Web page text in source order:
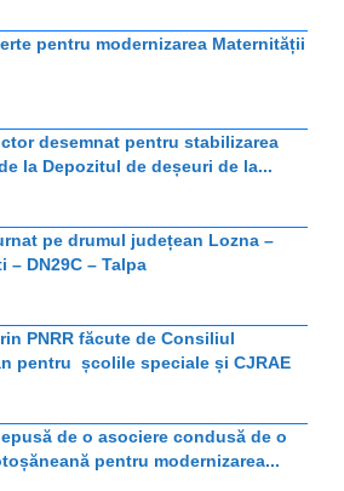
pentru modernizarea Maternității
desemnat pentru stabilizarea
la Depozitul de deșeuri de la...
pe drumul județean Lozna –
– DN29C – Talpa
PNRR făcute de Consiliul
pentru școlile speciale și CJRAE
de o asociere condusă de o
pentru modernizarea...